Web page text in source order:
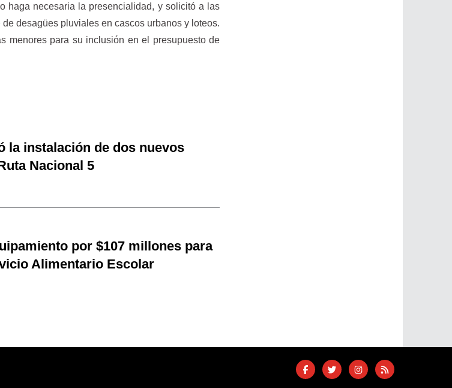
haga necesaria la presencialidad, y solicitó a las
desagües pluviales en cascos urbanos y loteos.
menores para su inclusión en el presupuesto de
la instalación de dos nuevos
Nacional 5
por $107 millones para
Alimentario Escolar